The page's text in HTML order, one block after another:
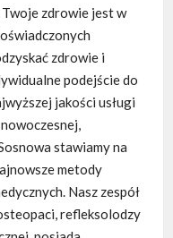
zdrowie jest w
zdrowie i
podejście do
jakości usługi
stawiamy na
metody
Nasz zespół
refleksolodzy